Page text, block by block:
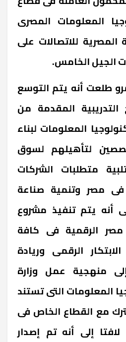
المعلومات المصرى
للاتصالات على
الجيل الخامس.
طلعت أنه يتم التوسع
التدريبية المقدمة من
المعلومات لبناء
لتأهيلهم لسوق
متطلبات الشركات
فى مصر وتنمية صناعة
أنه يتم تنفيذ مشروع
مصر الرقمية فى كافة
الرقمى وريادة
منهجية عمل وزارة
المعلومات التى تستند
مع القطاع الخاص فى
إلى أنه تم إصدار